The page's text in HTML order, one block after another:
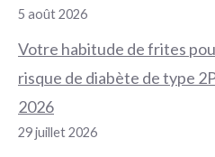
5 août 2026
Votre habitude de frites
risque de diabète de type
2026
29 juillet 2026